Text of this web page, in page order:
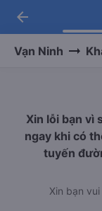
-
arrow_back
Vạn Ninh
Xin lỗi bạn vì
ngay khi có
tuyến
Xin bạn